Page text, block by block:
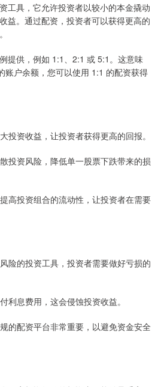
工具，它允许投资者以较小的本金撬动
益。通过配资，投资者可以获得更高的
提供，例如 1:1、2:1 或 5:1。这意味
账户余额，您可以使用 1:1 的配资获得
投资收益，让投资者获得更高的回报。
投资风险，降低单一股票下跌带来的损
高投资组合的流动性，让投资者在需要
险的投资工具，投资者需要做好亏损的
利息费用，这会侵蚀投资收益。
的配资平台非常重要，以避免资金安全